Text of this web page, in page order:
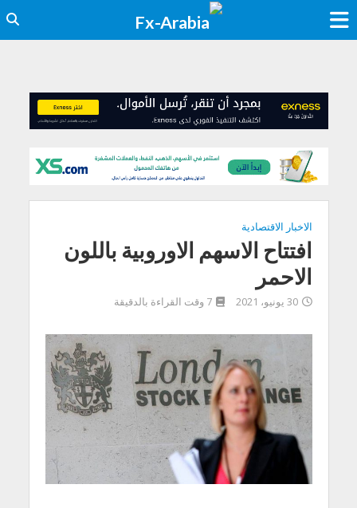
الاخبار الاقتصادية
افتتاح الاسهم الاوروبية باللون
الاحمر
30 يونيو، 2021 7 وقت القراءة بالدقيقة